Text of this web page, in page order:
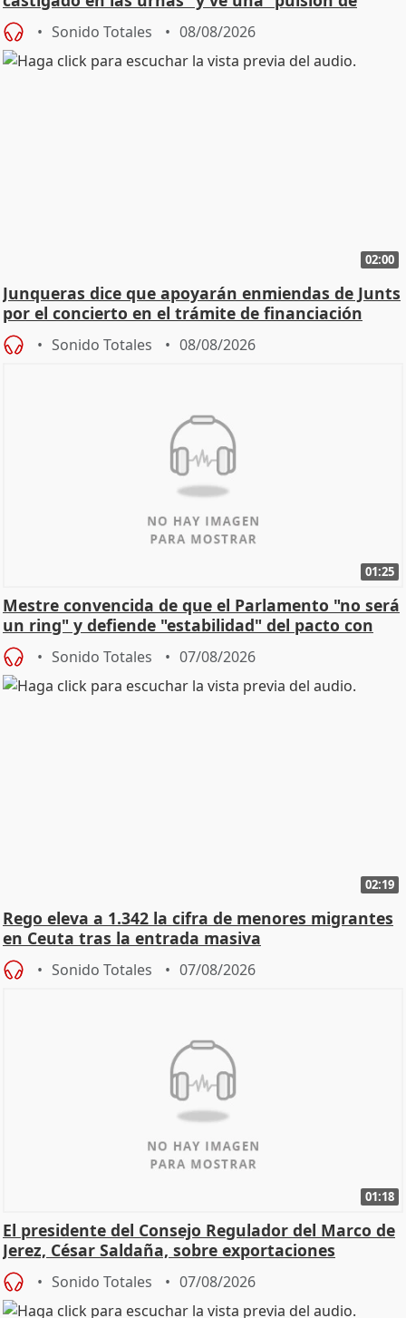
cambio"
Sonido Totales 08/08/2026
02:00
Junqueras dice que apoyarán enmiendas de Junts
por el concierto en el trámite de financiación
Sonido Totales 08/08/2026
01:25
Mestre convencida de que el Parlamento "no será
un ring" y defiende "estabilidad" del pacto con
Vox
Sonido Totales 07/08/2026
02:19
Rego eleva a 1.342 la cifra de menores migrantes
en Ceuta tras la entrada masiva
Sonido Totales 07/08/2026
01:18
El presidente del Consejo Regulador del Marco de
Jerez, César Saldaña, sobre exportaciones
Sonido Totales 07/08/2026